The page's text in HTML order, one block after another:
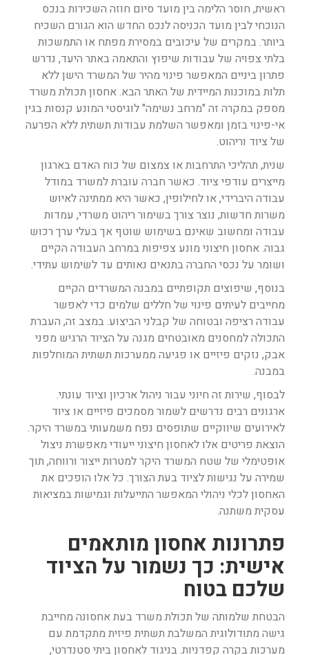
ראשית, חוסר הלימה בין מועד סיום חוזה השכירות בנכס
הנוכחי לבין מועד הכניסה לנכס החדש הוא הגורם השכיח
ביותר. במקרים של עיכובים במסירת מפתח או התמשכות
בלתי צפויה של עבודות שיפוץ והתאמה באתר היעד, נדרש
פתרון ביניים המאפשר פינוי מהיר של המשרד הישן ללא
תלות במוכנות המיידית של האתר הבא. אחסון תכולת משרד
מספק במקרה זה "מרחב נשימה" לוגיסטי המונע קנסות בגין
אי-פינוי בזמן ומאפשר השלמת עבודות תשתית ללא הפרעה
של ציוד וריהוט.
שנית, תהליכי התרחבות או צמצום של כוח האדם בארגון
מייצרים עודפי ציוד. כאשר חברה עוברת למשרד במודל
עבודה היברידי, או לחילופין, כאשר היא ממתינה לאיוש
משרות חדשות, נוצר צורך בשימור ריהוט משרדי, עמדות
עבודה ומחשוב שאינם בשימוש שוטף אך בעלי ערך רכוש
גבוה. אחסון חיצוני מונע צפיפות במרחב העבודה הקיים
ושומר על נכסי החברה בתנאים נאותים עד לשימוש עתידי.
בנוסף, שיפוצים תקופתיים במבנה המשרדים הקיים
מחייבים לעיתים פינוי של חללים שלמים כדי לאפשר
עבודה רציפה ובטוחה של קבלני הביצוע. במצב זה, העברת
התכולה למחסנים מאובטחים מגנה על הציוד הרגיש מפני
אבק, נזקים פיזיים או פגיעה ממערכות תשתית המוחלפות
במבנה.
לבסוף, שירות זה חיוני עבור ניהול ארכיון וציוד עונתי.
ארגונים רבים נדרשים לשמור מסמכים פיזיים או ציוד
לאירועים שיווקיים שתופסים נפח משמעותי במשרד היקר.
הוצאת פריטים אלו לאחסון חיצוני ייעודי מאפשרת ניצול
אופטימלי של שטח המשרד היקר למטרות ייצור ורווחה, תוך
שמירה על נגישות לציוד בעת הצורך. כל אלו הופכים את
האחסון לכלי ניהולי המאפשר התייעלות וגמישות במציאות
עסקית משתנה.
פתרונות אחסון מותאמים
אישית: כך נשמור על הציוד
שלכם בטוח
הבטחת שלמותה של תכולת משרד בעת אחסונה מחייבת
גישה מתודולוגית המשלבת תשתית פיזית מתקדמת עם
מערכות בקרה קפדניות. בניגוד לאחסון ביתי סטנדרטי,